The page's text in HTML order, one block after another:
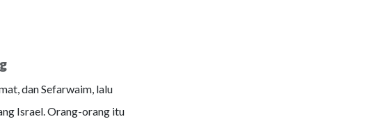
dan Sefarwaim, lalu
Israel. Orang-orang itu